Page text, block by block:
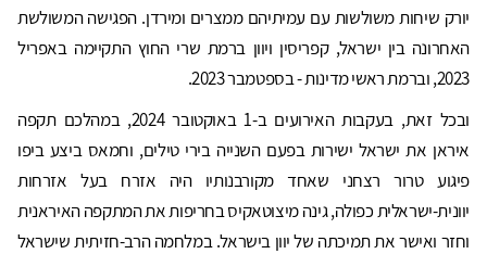
יורק שיחות משולשות עם עמיתיהם ממצרים ומירדן. הפגישה המשולשת
האחרונה בין ישראל, קפריסין ויוון ברמת שרי החוץ התקיימה באפריל
2023, וברמת ראשי מדינות - בספטמבר 2023.
ובכל זאת, בעקבות האירועים ב-1 באוקטובר 2024, במהלכם תקפה
איראן את ישראל ישירות בפעם השנייה בירי טילים, וחמאס ביצע ביפו
פיגוע טרור רצחני שאחד מקורבנותיו היה אזרח בעל אזרחות
יוונית-ישראלית כפולה, גינה מיצוטאקיס בחריפות את המתקפה האיראנית
וחזר ואישר את תמיכתה של יוון בישראל. במלחמה הרב-חזיתית שישראל